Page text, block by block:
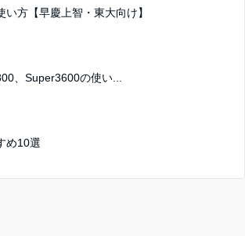
い方【早慶上智・東大向け】
、Super3600の使い...
め10選